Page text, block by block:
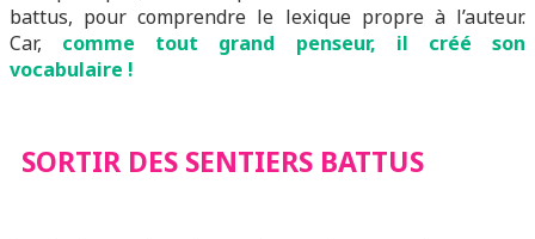
battus, pour comprendre le lexique propre à l’auteur.
Car, comme tout grand penseur, il créé son
vocabulaire !
SORTIR DES SENTIERS BATTUS